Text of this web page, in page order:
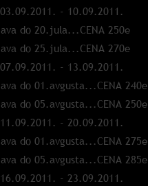
- 10.09.2011.
do 20.jula...CENA 250e
do 25.jula...CENA 270e
- 13.09.2011.
do 01.avgusta...CENA 240e
do 05.avgusta...CENA 250e
- 20.09.2011.
do 01.avgusta...CENA 275e
do 05.avgusta...CENA 285e
- 23.09.2011.